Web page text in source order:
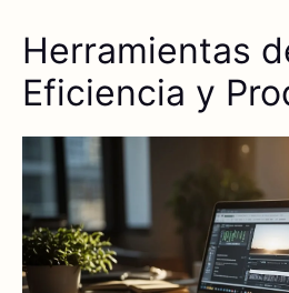
Herramientas
Eficiencia y